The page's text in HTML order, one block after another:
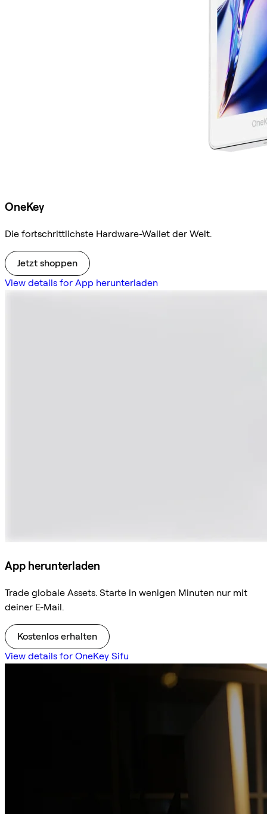
OneKey
Die fortschrittlichste Hardware-Wallet der Welt.
Jetzt shoppen
View details for App herunterladen
App herunterladen
Trade globale Assets. Starte in wenigen Minuten nur mit
deiner E-Mail.
Kostenlos erhalten
View details for OneKey Sifu